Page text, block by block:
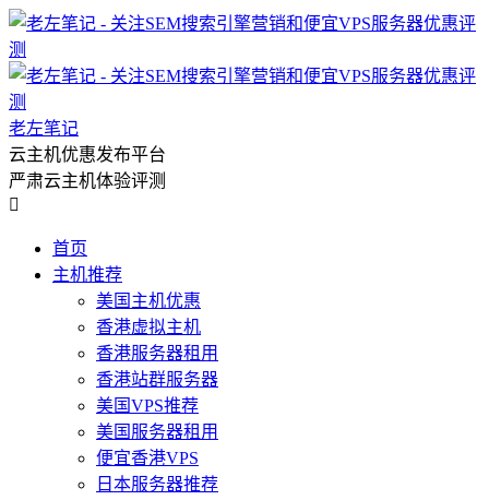
老左笔记
云主机优惠发布平台
严肃云主机体验评测

首页
主机推荐
美国主机优惠
香港虚拟主机
香港服务器租用
香港站群服务器
美国VPS推荐
美国服务器租用
便宜香港VPS
日本服务器推荐